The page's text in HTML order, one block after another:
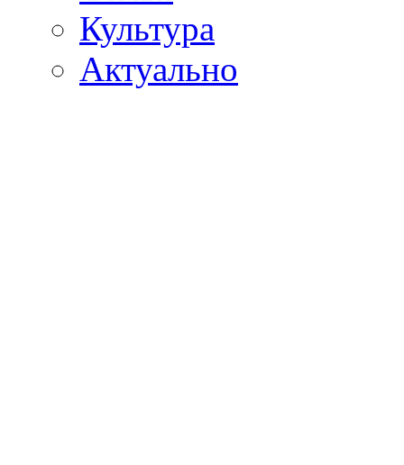
Культура
Актуально